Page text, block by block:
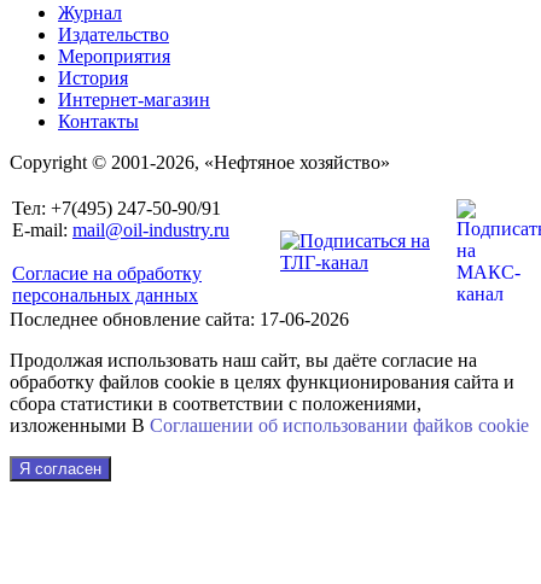
Журнал
Издательство
Мероприятия
История
Интернет-магазин
Контакты
Copyright © 2001-2026, «Нефтяное хозяйство»
Тел: +7(495) 247-50-90/91
E-mail: mail@oil-industry.ru
Согласие на обработку
персональных данных
Последнее обновление сайта: 17-06-2026
Продолжая использовать наш сайт, вы даёте согласие на
обработку файлов cookie в целях функционирования сайта и
сбора статистики в соответствии с положениями,
изложенными В Соглашении об использовании файkов cookie
Я согласен